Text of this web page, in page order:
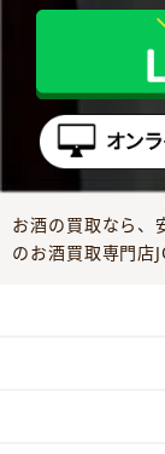
お酒の買取なら、
のお酒買取専門店